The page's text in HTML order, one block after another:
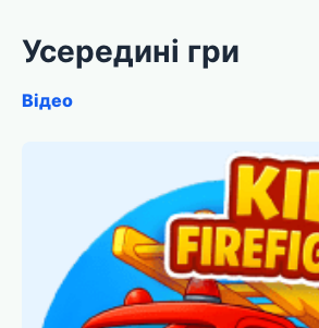
Усередині гри
Відео